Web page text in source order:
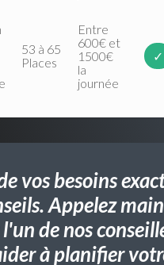
53 à 65
Places
Entre
600€ et
1500€
la
journée
✓
vos besoins
Appelez
de nos
à planifier